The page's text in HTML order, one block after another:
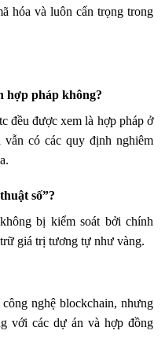
hóa và luôn cẩn trọng trong
hợp pháp không?
đều được xem là hợp pháp ở
có các quy định nghiêm
số”?
bị kiểm soát bởi chính
giá trị tương tự như vàng.
nghệ blockchain, nhưng
với các dự án và hợp đồng